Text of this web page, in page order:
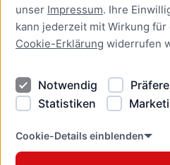
unser Impressum. Ihre
kann jederzeit mit Wirkung
Cookie-Erklärung widerrufen
Notwendig
Statistiken
Cookie-Details einblenden
Kontakt
Kontakt
Datenschutzhinweise
Barrierefreiheit
Cookie Erklärung